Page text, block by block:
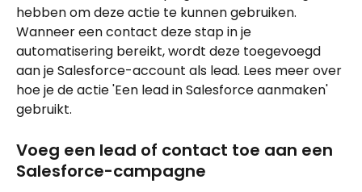
hebben om deze actie te kunnen gebruiken.
Wanneer een contact deze stap in je
automatisering bereikt, wordt deze toegevoegd
aan je Salesforce-account als lead. Lees meer over
hoe je de actie 'Een lead in Salesforce aanmaken'
gebruikt.
Voeg een lead of contact toe aan een
Salesforce-campagne